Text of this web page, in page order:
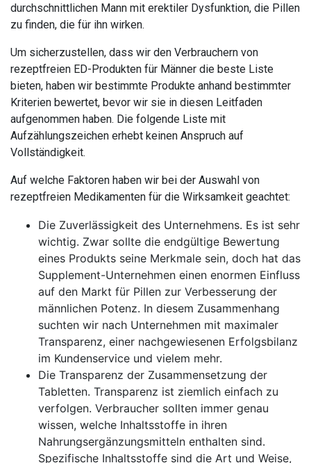
durchschnittlichen Mann mit erektiler Dysfunktion, die Pillen
zu finden, die für ihn wirken.
Um sicherzustellen, dass wir den Verbrauchern von
rezeptfreien ED-Produkten für Männer die beste Liste
bieten, haben wir bestimmte Produkte anhand bestimmter
Kriterien bewertet, bevor wir sie in diesen Leitfaden
aufgenommen haben. Die folgende Liste mit
Aufzählungszeichen erhebt keinen Anspruch auf
Vollständigkeit.
Auf welche Faktoren haben wir bei der Auswahl von
rezeptfreien Medikamenten für die Wirksamkeit geachtet:
Die Zuverlässigkeit des Unternehmens. Es ist sehr
wichtig. Zwar sollte die endgültige Bewertung
eines Produkts seine Merkmale sein, doch hat das
Supplement-Unternehmen einen enormen Einfluss
auf den Markt für Pillen zur Verbesserung der
männlichen Potenz. In diesem Zusammenhang
suchten wir nach Unternehmen mit maximaler
Transparenz, einer nachgewiesenen Erfolgsbilanz
im Kundenservice und vielem mehr.
Die Transparenz der Zusammensetzung der
Tabletten. Transparenz ist ziemlich einfach zu
verfolgen. Verbraucher sollten immer genau
wissen, welche Inhaltsstoffe in ihren
Nahrungsergänzungsmitteln enthalten sind.
Spezifische Inhaltsstoffe sind die Art und Weise,